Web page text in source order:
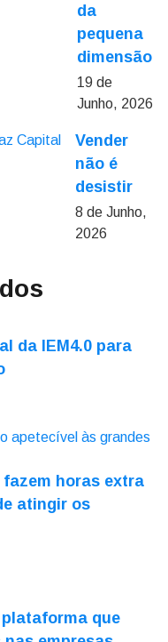
da
pequena
dimensão
19 de
Junho, 2026
Vender
não é
desistir
8 de Junho,
2026
da IEM4.0 para
horas extra
atingir os
que